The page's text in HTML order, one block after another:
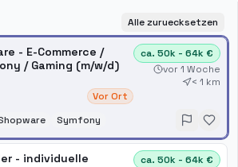
Alle zuruecksetzen
- E-Commerce /
/ Gaming (m/w/d)
Vor Ort
ca. 50k - 64k €
vor 1 Woche
< 1 km
Symfony
- individuelle
ca. 50k - 64k €